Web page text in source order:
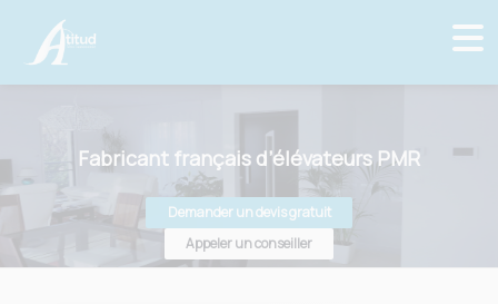
Fabricant français d’élévateurs PMR
Demander un devis gratuit
Appeler un conseiller